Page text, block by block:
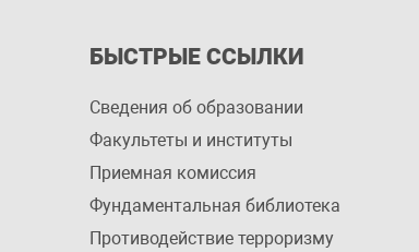
БЫСТРЫЕ ССЫЛКИ
Сведения об образовании
Факультеты и институты
Приемная комиссия
Фундаментальная библиотека
Противодействие терроризму